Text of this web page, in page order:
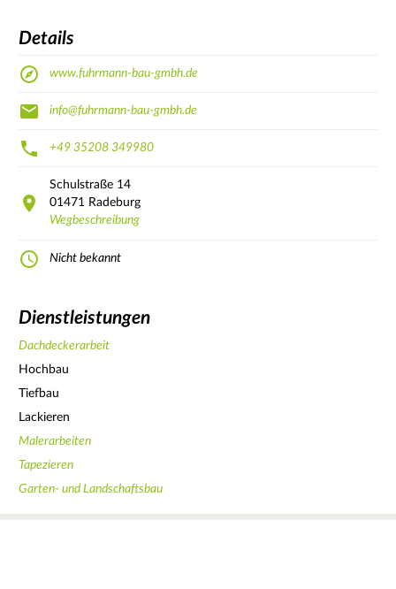
Details
www.fuhrmann-bau-gmbh.de
info@fuhrmann-bau-gmbh.de
+49 35208 349980
Schulstraße 14
01471 Radeburg
Wegbeschreibung
Nicht bekannt
Dienstleistungen
Dachdeckerarbeit
Hochbau
Tiefbau
Lackieren
Malerarbeiten
Tapezieren
Garten- und Landschaftsbau